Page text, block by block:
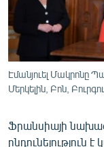
ՏՏ ԵՒ ԻՆՏԵՐՆԵՏ
ԱՐԽԻՎ
ԲԱՆԱՎԵՃ
Էմանյուել Մակրոնը
Մերկելին, Բոն,
Ֆրանսիայի
ընդունելություն